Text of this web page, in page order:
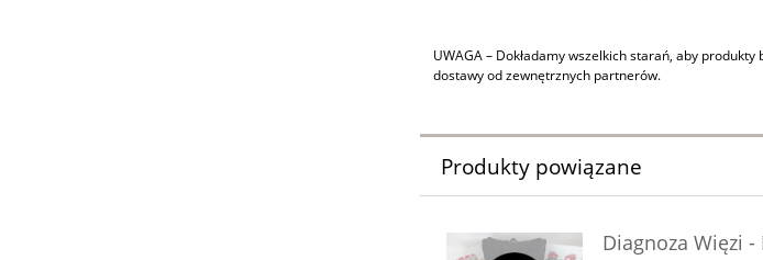
UWAGA – Dokładamy wszelkich starań, aby
dostawy od zewnętrznych partnerów.
Produkty powiązane
Diagnoza Więzi -